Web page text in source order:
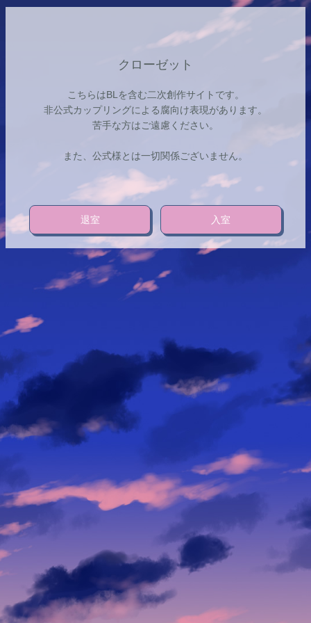
クローゼット
こちらはBLを含む二次創作サイトです。
非公式カップリングによる腐向け表現があります。
苦手な方はご遠慮ください。
また、公式様とは一切関係ございません。
退室 入室